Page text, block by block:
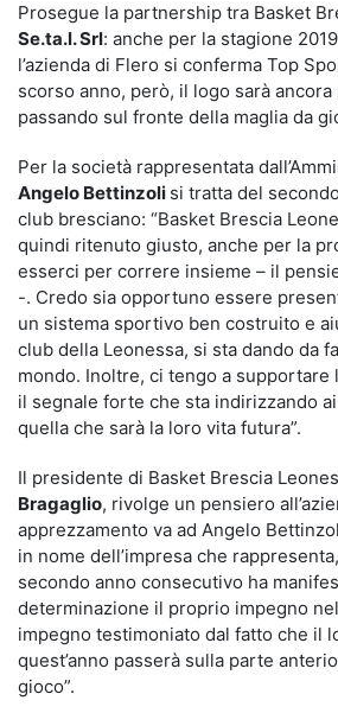
Prosegue la partnership tra Basket
Se.ta.l. Srl: anche per la stagione
l’azienda di Flero si conferma Top
scorso anno, però, il logo sarà
passando sul fronte della maglia da
Per la società rappresentata
Angelo Bettinzoli si tratta del
club bresciano: “Basket Brescia
quindi ritenuto giusto, anche per la
esserci per correre insieme – il
-. Credo sia opportuno essere
un sistema sportivo ben costruito e
club della Leonessa, si sta dando da
mondo. Inoltre, ci tengo a supportare
il segnale forte che sta indirizzando
quella che sarà la loro vita futura”.
Il presidente di Basket Brescia
Bragaglio, rivolge un pensiero
apprezzamento va ad Angelo
in nome dell’impresa che
secondo anno consecutivo ha
determinazione il proprio impegno
impegno testimoniato dal fatto che il
quest’anno passerà sulla parte
gioco”.